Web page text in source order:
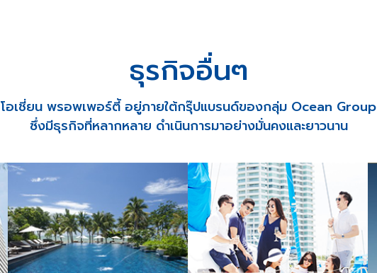
ธุรกิจอื่นๆ
โอเชี่ยน พรอพเพอร์ตี้ อยู่ภายใต้กรุ๊ปแบรนด์ของกลุ่ม Ocean Group
ซึ่งมีธุรกิจที่หลากหลาย ดำเนินการมาอย่างมั่นคงและยาวนาน